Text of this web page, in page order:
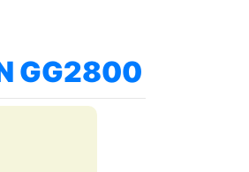
GG2800